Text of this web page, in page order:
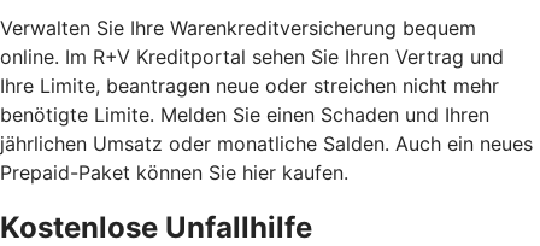
Verwalten Sie Ihre Warenkreditversicherung bequem
online. Im R+V Kreditportal sehen Sie Ihren Vertrag und
Ihre Limite, beantragen neue oder streichen nicht mehr
benötigte Limite. Melden Sie einen Schaden und Ihren
jährlichen Umsatz oder monatliche Salden. Auch ein neues
Prepaid-Paket können Sie hier kaufen.
Kostenlose Unfallhilfe